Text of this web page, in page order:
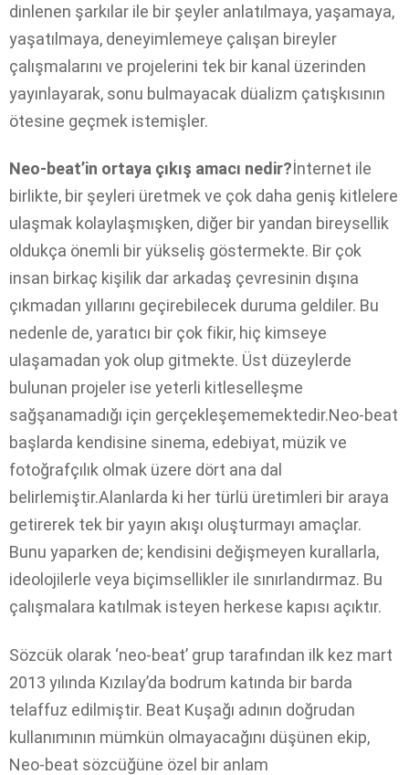
dinlenen şarkılar ile bir şeyler anlatılmaya, yaşamaya,
yaşatılmaya, deneyimlemeye çalışan bireyler
çalışmalarını ve projelerini tek bir kanal üzerinden
yayınlayarak, sonu bulmayacak düalizm çatışkısının
ötesine geçmek istemişler.
Neo-beat’in ortaya çıkış amacı nedir?İnternet ile
birlikte, bir şeyleri üretmek ve çok daha geniş kitlelere
ulaşmak kolaylaşmışken, diğer bir yandan bireysellik
oldukça önemli bir yükseliş göstermekte. Bir çok
insan birkaç kişilik dar arkadaş çevresinin dışına
çıkmadan yıllarını geçirebilecek duruma geldiler. Bu
nedenle de, yaratıcı bir çok fikir, hiç kimseye
ulaşamadan yok olup gitmekte. Üst düzeylerde
bulunan projeler ise yeterli kitleselleşme
sağşanamadığı için gerçekleşememektedir.Neo-beat
başlarda kendisine sinema, edebiyat, müzik ve
fotoğrafçılık olmak üzere dört ana dal
belirlemiştir.Alanlarda ki her türlü üretimleri bir araya
getirerek tek bir yayın akışı oluşturmayı amaçlar.
Bunu yaparken de; kendisini değişmeyen kurallarla,
ideolojilerle veya biçimsellikler ile sınırlandırmaz. Bu
çalışmalara katılmak isteyen herkese kapısı açıktır.
Sözcük olarak ‘neo-beat’ grup tarafından ilk kez mart
2013 yılında Kızılay’da bodrum katında bir barda
telaffuz edilmiştir. Beat Kuşağı adının doğrudan
kullanımının mümkün olmayacağını düşünen ekip,
Neo-beat sözcüğüne özel bir anlam